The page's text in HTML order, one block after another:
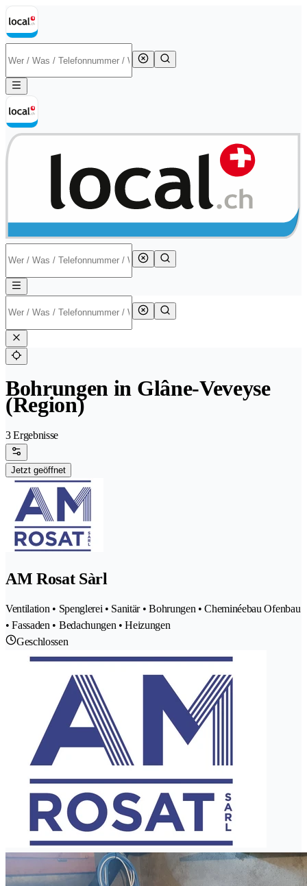
Bohrungen in Glâne-Veveyse
(Region)
3 Ergebnisse
Jetzt geöffnet
AM Rosat Sàrl
Ventilation • Spenglerei • Sanitär • Bohrungen • Cheminéebau Ofenbau
• Fassaden • Bedachungen • Heizungen
Geschlossen